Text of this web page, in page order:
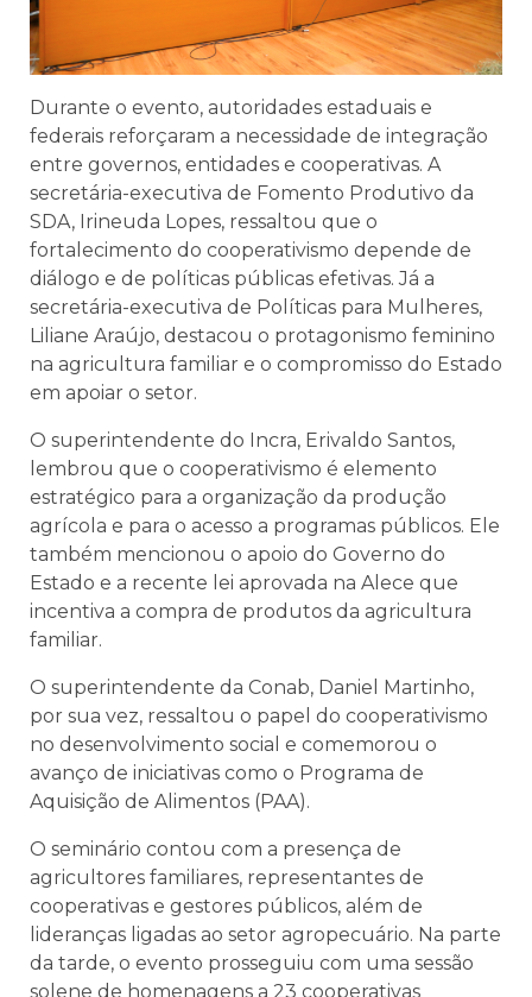
Durante o evento, autoridades estaduais e
federais reforçaram a necessidade de integração
entre governos, entidades e cooperativas. A
secretária-executiva de Fomento Produtivo da
SDA, Irineuda Lopes, ressaltou que o
fortalecimento do cooperativismo depende de
diálogo e de políticas públicas efetivas. Já a
secretária-executiva de Políticas para Mulheres,
Liliane Araújo, destacou o protagonismo feminino
na agricultura familiar e o compromisso do Estado
em apoiar o setor.
O superintendente do Incra, Erivaldo Santos,
lembrou que o cooperativismo é elemento
estratégico para a organização da produção
agrícola e para o acesso a programas públicos. Ele
também mencionou o apoio do Governo do
Estado e a recente lei aprovada na Alece que
incentiva a compra de produtos da agricultura
familiar.
O superintendente da Conab, Daniel Martinho,
por sua vez, ressaltou o papel do cooperativismo
no desenvolvimento social e comemorou o
avanço de iniciativas como o Programa de
Aquisição de Alimentos (PAA).
O seminário contou com a presença de
agricultores familiares, representantes de
cooperativas e gestores públicos, além de
lideranças ligadas ao setor agropecuário. Na parte
da tarde, o evento prosseguiu com uma sessão
solene de homenagens a 23 cooperativas